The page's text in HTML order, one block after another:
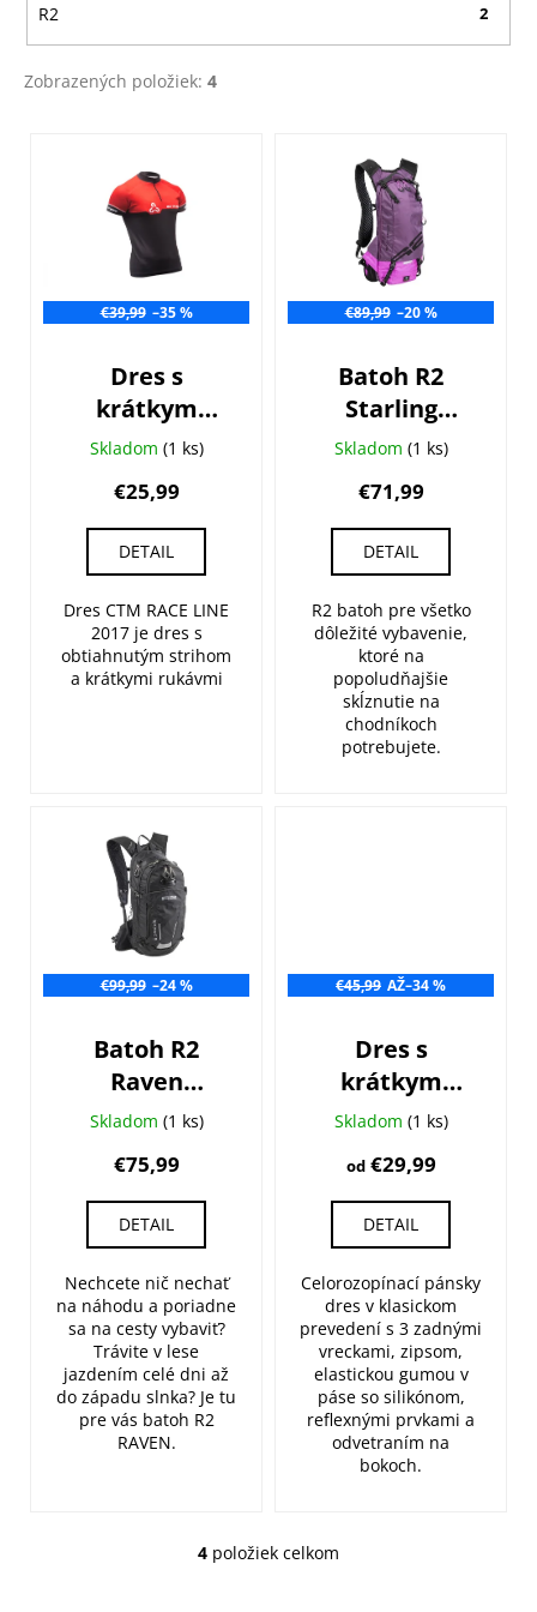
R2 2
Zobrazených položiek: 4
€39,99 –35 %
Dres s
krátkym
rukávom CTM
Skladom (1 ks)
€25,99
DETAIL
Dres CTM RACE LINE
2017 je dres s
obtiahnutým strihom
a krátkymi rukávmi
€89,99 –20 %
Batoh R2
Starling
ATBP03C
Skladom (1 ks)
€71,99
DETAIL
R2 batoh pre všetko
dôležité vybavenie,
ktoré na
popoludňajšie
skĺznutie na
chodníkoch
potrebujete.
€99,99 –24 %
Batoh R2
Raven
ATBP04A
Skladom (1 ks)
€75,99
DETAIL
Nechcete nič nechať
na náhodu a poriadne
sa na cesty vybaviť?
Trávite v lese
jazdením celé dni až
do západu slnka? Je tu
pre vás batoh R2
RAVEN.
€45,99 AŽ–34 %
Dres s
krátkym
rukávom
Skladom (1 ks)
od€29,99
DETAIL
Celorozopínací pánsky
dres v klasickom
prevedení s 3 zadnými
vreckami, zipsom,
elastickou gumou v
páse so silikónom,
reflexnými prvkami a
odvetraním na
bokoch.
O
4 položiek celkom